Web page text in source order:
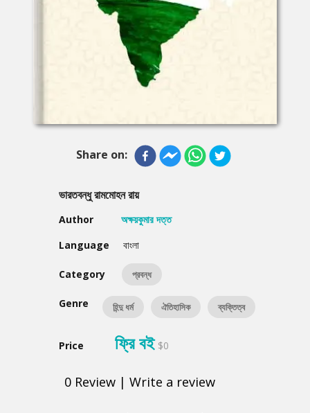
Share on:
ভারতবন্ধু রামমােহন রায়
Author
অক্ষয়কুমার দত্ত
Language
বাংলা
Category প্রবন্ধ
Genre হিন্দু ধর্ম ঐতিহাসিক ব্যক্তিত্ব
Price ফ্রি বই $0
0 Review | Write a review